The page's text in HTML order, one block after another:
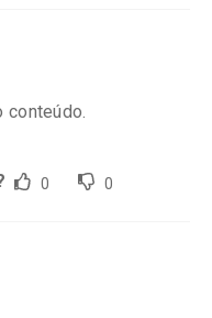
conteúdo.
0 0